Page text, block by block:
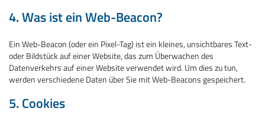
4. Was ist ein Web-Beacon?
Ein Web-Beacon (oder ein Pixel-Tag) ist ein kleines, unsichtbares Text-
oder Bildstück auf einer Website, das zum Überwachen des
Datenverkehrs auf einer Website verwendet wird. Um dies zu tun,
werden verschiedene Daten über Sie mit Web-Beacons gespeichert.
5. Cookies